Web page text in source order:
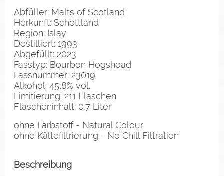
Abfüller: Malts of Scotland
Herkunft: Schottland
Region: Islay
Destilliert: 1993
Abgefüllt: 2023
Fasstyp: Bourbon Hogshead
Fassnummer: 23019
Alkohol: 45,8% vol.
Limitierung: 211 Flaschen
Flascheninhalt: 0,7 Liter
ohne Farbstoff - Natural Colour
ohne Kältefiltrierung - No Chill Filtration
Beschreibung